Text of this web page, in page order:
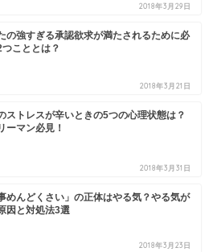
2018年3月29日
の強すぎる承認欲求が満たされるために必
こととは？
2018年3月21日
ストレスが辛いときの5つの心理状態は？
ーマン必見！
2018年3月31日
めんどくさい」の正体はやる気？やる気が
因と対処法3選
2018年3月23日